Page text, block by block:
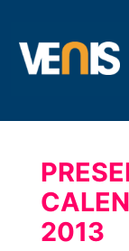
main
content
2013